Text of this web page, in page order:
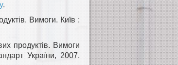
.
Вимоги. Київ :
продуктів. Вимоги
України, 2007.